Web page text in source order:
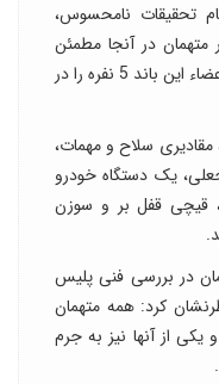
تحقیقات نامحسوس،
متهمان در آنجا مطمئن
شدند با هماهنگی مقام قضائی تمامی اعضاء این باند 5 نفره را در
سلاح و مهمات،
جعلی، یک دستگاه خودرو
قیچی قفل بر و سوزن
در بررسی فنی پلیس
کرد: همه متهمان
یکی از آنها نیز به جرم